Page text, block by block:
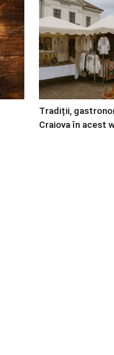
Tradiții,
Craiova în acest